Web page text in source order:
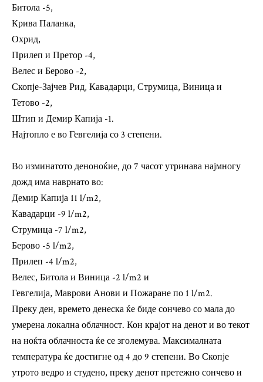
Битола -5,
Крива Паланка,
Охрид,
Прилеп и Претор -4,
Велес и Берово -2,
Скопје-Зајчев Рид, Кавадарци, Струмица, Виница и
Тетово -2,
Штип и Демир Капија -1.
Најтопло е во Гевгелија со 3 степени.
Во изминатото деноноќие, до 7 часот утринава најмногу
дожд има наврнато во:
Демир Капија 11 l/m2,
Кавадарци -9 l/m2,
Струмица -7 l/m2,
Берово -5 l/m2,
Прилеп -4 l/m2,
Велес, Битола и Виница -2 l/m2 и
Гевгелија, Маврови Анови и Пожаране по 1 l/m2.
Преку ден, времето денеска ќе биде сончево со мала до
умерена локална облачност. Кон крајот на денот и во текот
на ноќта облачноста ќе се зголемува. Максималната
температура ќе достигне од 4 до 9 степени. Во Скопје
утрото ведро и студено, преку денот претежно сончево и